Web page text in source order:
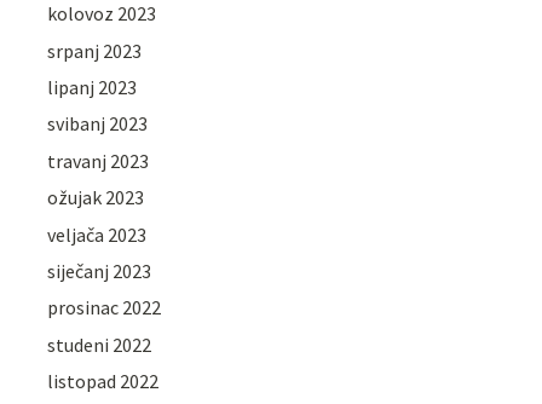
kolovoz 2023
srpanj 2023
lipanj 2023
svibanj 2023
travanj 2023
ožujak 2023
veljača 2023
siječanj 2023
prosinac 2022
studeni 2022
listopad 2022